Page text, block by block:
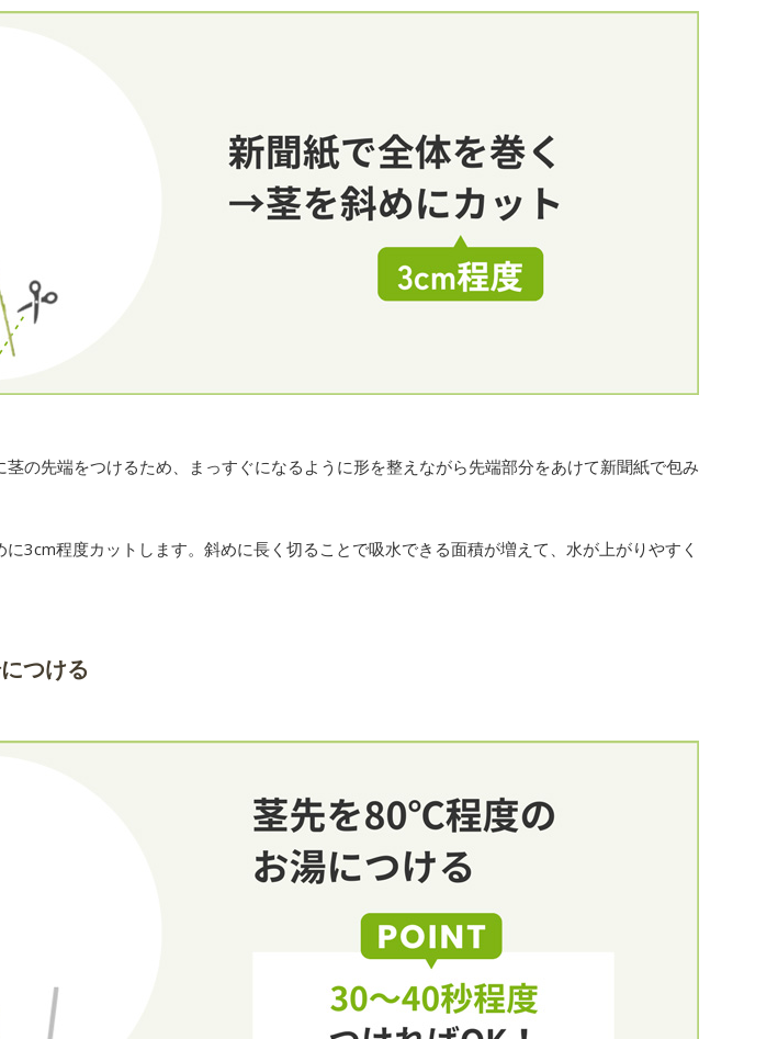
の先端をつけるため、まっすぐになるように形を整えながら先端部分をあけて新聞紙で包み
3cm程度カットします。斜めに長く切ることで吸水できる面積が増えて、水が上がりやすく
つける